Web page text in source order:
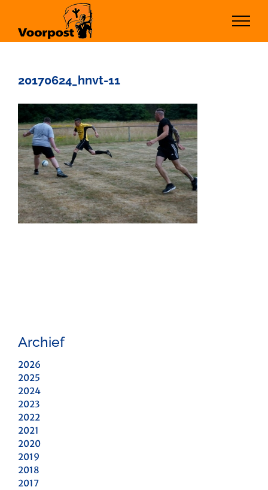
inhoud
20170624_hnvt-11
Archief
2026
2025
2024
2023
2022
2021
2020
2019
2018
2017